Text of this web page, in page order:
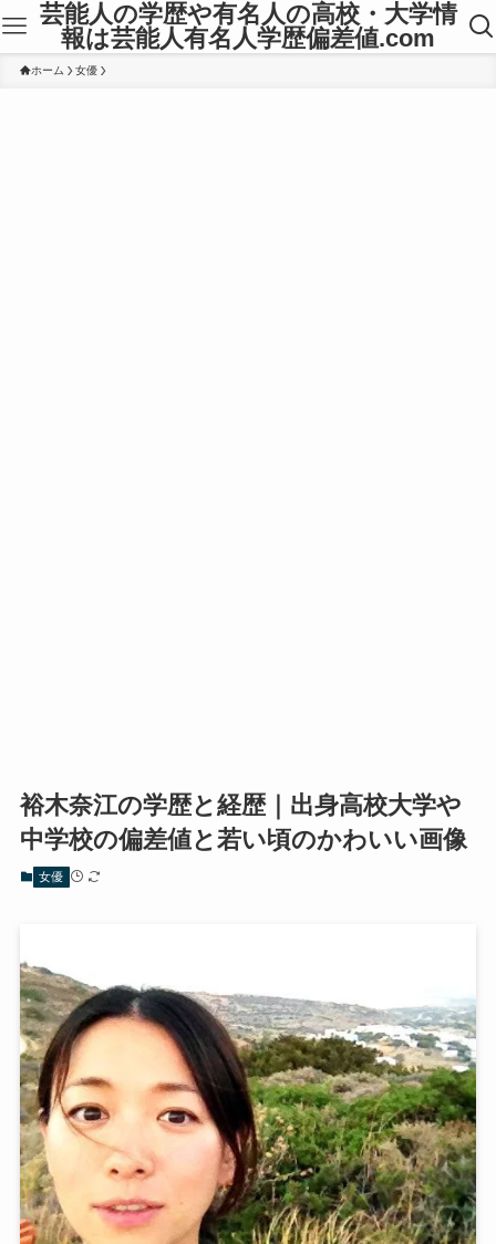
芸能人の学歴や有名人の高校・大学情
報は芸能人有名人学歴偏差値.com
ホーム 女優
裕木奈江の学歴と経歴｜出身高校大学や
中学校の偏差値と若い頃のかわいい画像
女優